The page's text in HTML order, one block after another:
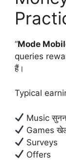
“Mode
queries
हैं।
Typical
Music
Games
Surveys
Offers